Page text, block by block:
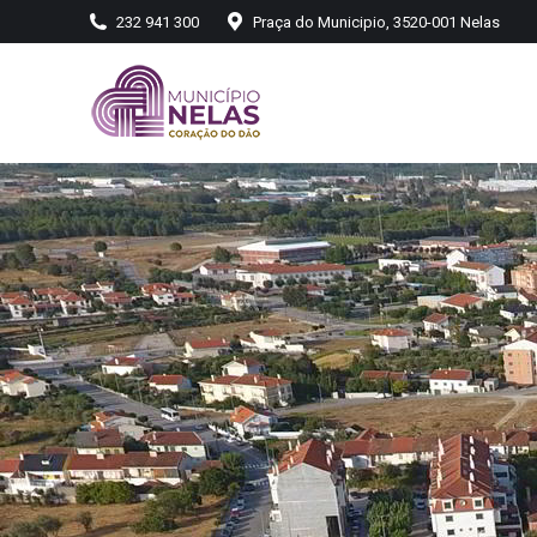
232 941 300 Praça do Municipio, 3520-001 Nelas